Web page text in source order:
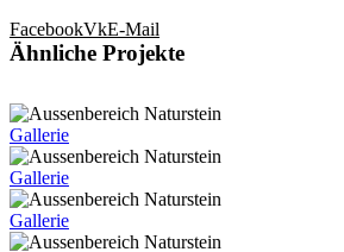
FacebookVkE-Mail
Ähnliche Projekte
Gallerie
Gallerie
Gallerie